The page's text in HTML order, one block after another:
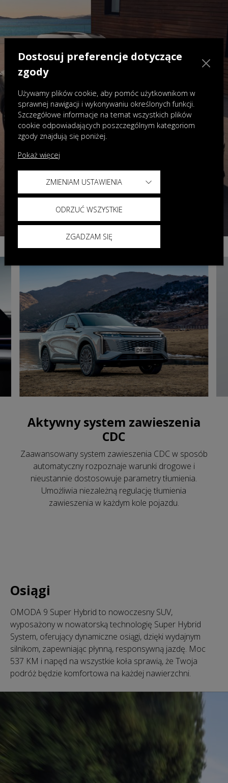
Aktywny system zawieszenia
CDC
Zaawansowany system zawieszenia CDC w sposób
automatyczny rozpoznaje warunki drogowe i
nieustannie dostosowuje parametry tłumienia.
Umożliwia niezależną regulację tłumienia
zawieszenia w każdym kole pojazdu.
Osiągi
OMODA 9 Super Hybrid to nowoczesny SUV,
wyposażony w nowatorską technologię Super Hybrid
System, oferujący dynamiczne osiągi, dzięki wydajnym
silnikom, zapewniając płynną, responsywną jazdę. Moc
537 KM i napęd na wszystkie koła sprawią, że Twoja
podróż będzie komfortowa na każdej nawierzchni.
Dostosuj preferencje dotyczące
zgody
Używamy plików cookie, aby pomóc użytkownikom w
sprawnej nawigacji i wykonywaniu określonych funkcji.
Szczegółowe informacje na temat wszystkich plików
cookie odpowiadających poszczególnym kategoriom
zgody znajdują się poniżej.
Pokaż więcej
ZMIENIAM USTAWIENIA
ODRZUĆ WSZYSTKIE
ZGADZAM SIĘ